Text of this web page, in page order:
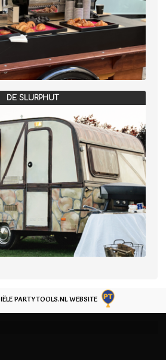
DE SLURPHUT
PARTYTOOLS.NL WEBSITE